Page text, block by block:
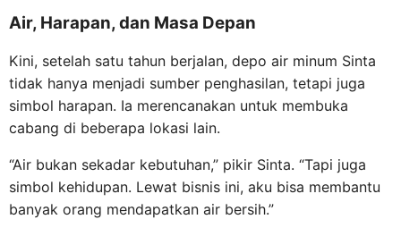
Air, Harapan, dan Masa Depan
Kini, setelah satu tahun berjalan, depo air minum Sinta
tidak hanya menjadi sumber penghasilan, tetapi juga
simbol harapan. Ia merencanakan untuk membuka
cabang di beberapa lokasi lain.
“Air bukan sekadar kebutuhan,” pikir Sinta. “Tapi juga
simbol kehidupan. Lewat bisnis ini, aku bisa membantu
banyak orang mendapatkan air bersih.”